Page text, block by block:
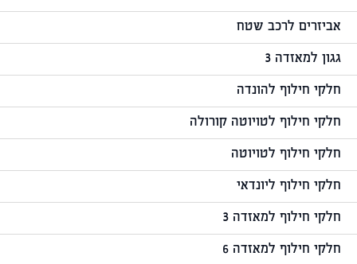
אביזרים לרכב שטח
גגון למאזדה 3
חלקי חילוף להונדה
חלקי חילוף לטויוטה קורולה
חלקי חילוף לטויוטה
חלקי חילוף ליונדאי
חלקי חילוף למאזדה 3
חלקי חילוף למאזדה 6